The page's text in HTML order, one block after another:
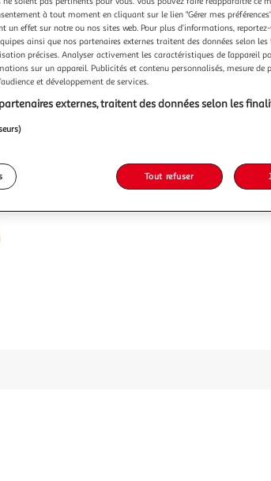
à tout moment en cliquant sur le lien "Gérer mes
un effet sur notre ou nos sites web. Pour plus d’informations,
ainsi que nos partenaires externes traitent des données selon
précises. Analyser activement les caractéristiques de l’appareil
sur un appareil. Publicités et contenu personnalisés, mesure de
et développement de services.
externes, traitent des données selon les
Tout refuser